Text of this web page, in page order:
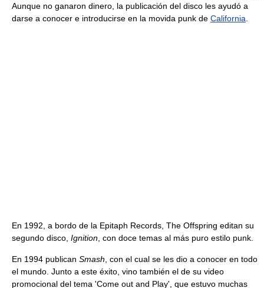
Aunque no ganaron dinero, la publicación del disco les ayudó a
darse a conocer e introducirse en la movida punk de California
En 1992, a bordo de la Epitaph Records, The Offspring editan su
segundo disco, Ignition , con doce temas al más puro estilo punk.
En 1994 publican Smash , con el cual se les dio a conocer en todo
el mundo. Junto a este éxito, vino también el de su video
promocional del tema 'Come out and Play', que estuvo muchas